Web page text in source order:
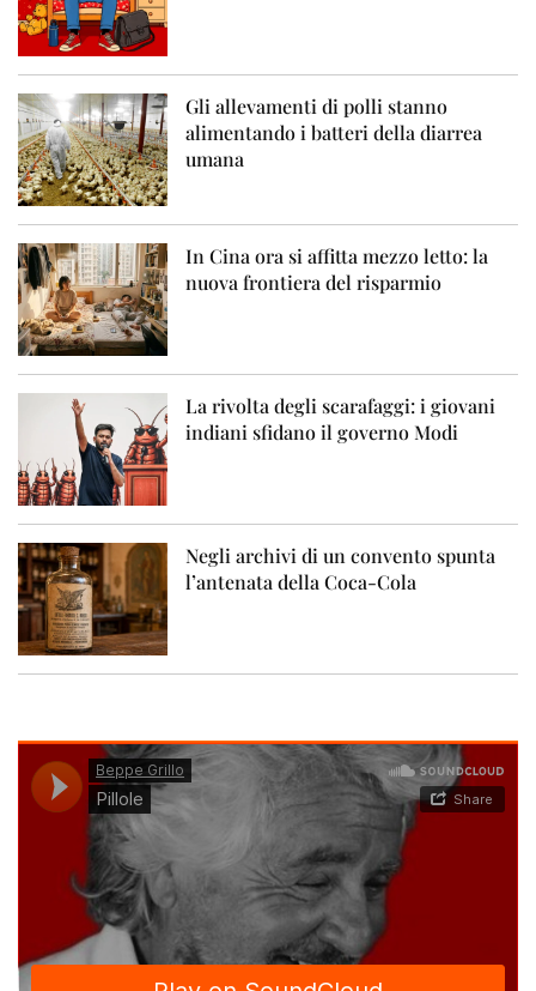
Gli allevamenti di polli stanno
alimentando i batteri della diarrea
umana
In Cina ora si affitta mezzo letto: la
nuova frontiera del risparmio
La rivolta degli scarafaggi: i giovani
indiani sfidano il governo Modi
Negli archivi di un convento spunta
l’antenata della Coca-Cola